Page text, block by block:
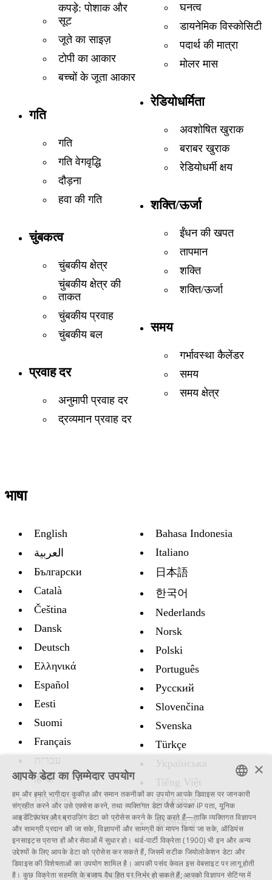
कपड़े: पोशाक और
सूट
जूते का साइज़
टोपी का आकार
बच्चों के जूता आकार
गति
गति
गति वेगवृद्धि
दौड़ना
हवा की गति
चुंबकत्व
चुंबकीय क्षेत्र
चुंबकीय क्षेत्र की
ताकत
चुंबकीय प्रवाह
चुंबकीय बल
प्रवाह दर
अनुमापी प्रवाह दर
द्रव्यमान प्रवाह दर
घनत्व
डायनेमिक विस्कोसिटी
पदार्थ की मात्रा
मोलर मास
रेडियोधर्मिता
अवशोषित खुराक
बराबर खुराक
रेडियोधर्मी क्षय
शक्ति/ऊर्जा
ईंधन की खपत
तापमान
शक्ति
शक्ति/ऊर्जा
समय
गर्भावस्था कैलेंडर
समय
समय क्षेत्र
भाषा
English
العربية
Български
Català
Čeština
Dansk
Deutsch
Ελληνικά
Español
Eesti
Suomi
Français
עברית
हिन्दी
Hrvatski
Magyar
Bahasa Indonesia
Italiano
日本語
한국어
Nederlands
Norsk
Polski
Português
Русский
Slovenčina
Svenska
Türkçe
Украïнська
Tiếng Việt
简体中文
繁體中文
© 2005-2026 Convertworld.com
ENGLISH
SWEDISH
SPANISH
CATALAN
×
आपके डेटा का ज़िम्मेदार उपयोग
हम और हमारे भागीदार कुकीज़ और समान तकनीकों का उपयोग आपके डिवाइस पर जानकारी
संग्रहीत करने और उसे एक्सेस करने, तथा व्यक्तिगत डेटा जैसे आपका IP पता, यूनिक
आइडेंटिफ़ायर और ब्राउज़िंग डेटा को प्रोसेस करने के लिए करते हैं—ताकि व्यक्तिगत विज्ञापन
और सामग्री प्रदान की जा सके, विज्ञापनों और सामग्री का मापन किया जा सके, ऑडियंस
इनसाइट्स प्राप्त हों और सेवाओं में सुधार हो।थर्ड-पार्टी विक्रेता (1900) भी इन और अन्य
उद्देश्यों के लिए आपके डेटा को प्रोसेस कर सकते हैं, जिसमें सटीक जियोलोकेशन डेटा और
डिवाइस की विशेषताओं का उपयोग शामिल है। आपकी पसंद केवल इस वेबसाइट पर लागू होती
है। कुछ विक्रेता सहमति के बजाय वैध हित पर निर्भर हो सकते हैं; आपकोविज्ञापन सेटिंग्समें